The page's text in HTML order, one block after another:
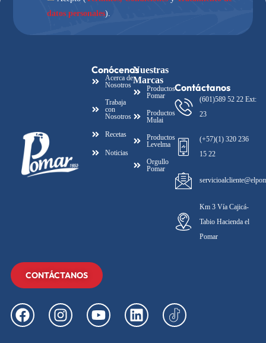
datos personales).
Conócenos
Acerca de
Nosotros
Trabaja
con
Nosotros
Recetas
Noticias
Nuestras
Marcas
Productos
Pomar
Productos
Mulai
Productos
Levelma
Orgullo
Pomar
Contáctanos
(601)589 52 22 Ext:
23
(+57)(1) 320 236
15 22
Km 3 Vía Cajicá-
Tabio Hacienda el
Pomar
CONTÁCTANOS